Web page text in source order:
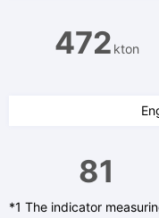
472 kton
81
*1 The indicator